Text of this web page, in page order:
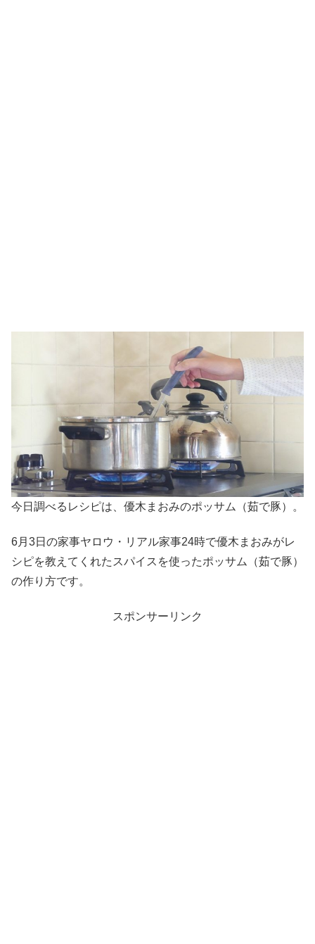
今日調べるレシピは、優木まおみのポッサム（茹で豚）。
6月3日の家事ヤロウ・リアル家事24時で優木まおみがレ
シピを教えてくれたスパイスを使ったポッサム（茹で豚）
の作り方です。
スポンサーリンク